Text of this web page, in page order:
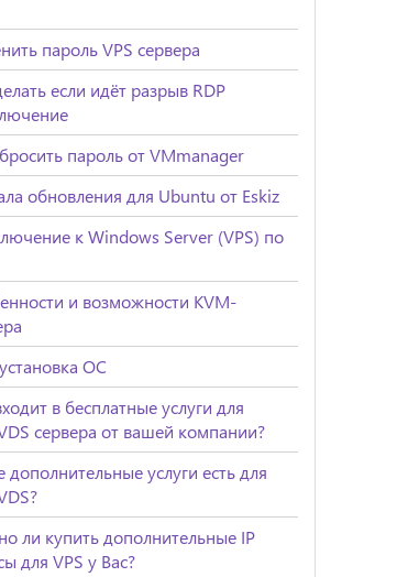
пароль VPS сервера
если идёт разрыв RDP
пароль от VMmanager
обновления для Ubuntu от Eskiz
к Windows Server (VPS) по
и возможности KVM-
ОС
в бесплатные услуги для
сервера от вашей компании?
дополнительные услуги есть для
ли купить дополнительные IP
для VPS у Вас?